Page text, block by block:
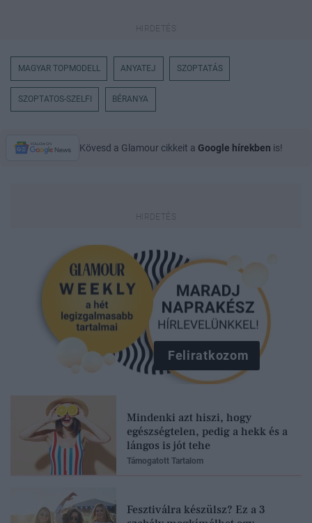
MAGYAR TOPMODELL ANYATEJ SZOPTATÁS
SZOPTATOS-SZELFI BÉRANYA
Kövesd a Glamour cikkeit a Google hírekben is!
Feliratkozom
Mindenki azt hiszi, hogy
egészségtelen, pedig a hekk és a
lángos is jót tehe
Támogatott Tartalom
Fesztiválra készülsz? Ez a 3